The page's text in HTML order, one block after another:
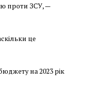
проти ЗСУ, —
це
на 2023 рік